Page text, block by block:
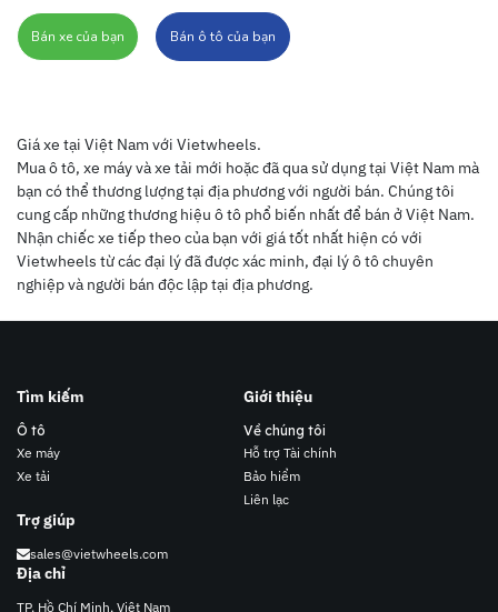
Bán xe của bạn Bán ô tô của bạn
Giá xe tại Việt Nam với Vietwheels.
Mua ô tô, xe máy và xe tải mới hoặc đã qua sử dụng tại Việt Nam mà
bạn có thể thương lượng tại địa phương với người bán. Chúng tôi
cung cấp những thương hiệu ô tô phổ biến nhất để bán ở Việt Nam.
Nhận chiếc xe tiếp theo của bạn với giá tốt nhất hiện có với
Vietwheels từ các đại lý đã được xác minh, đại lý ô tô chuyên
nghiệp và người bán độc lập tại địa phương.
Tìm kiếm
Ô tô
Xe máy
Xe tải
Giới thiệu
Về chúng tôi
Hỗ trợ Tài chính
Bảo hiểm
Liên lạc
Địa chỉ
TP. Hồ Chí Minh, Việt Nam
Trợ giúp
sales@vietwheels.com